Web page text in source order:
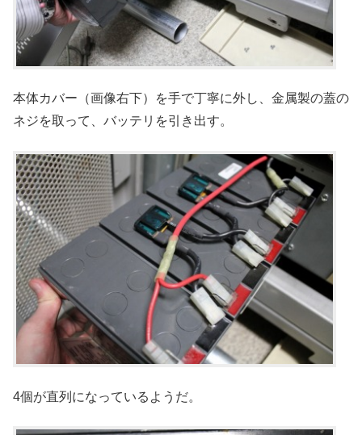
本体カバー（画像右下）を手で丁寧に外し、金属製の蓋の
ネジを取って、バッテリを引き出す。
4個が直列になっているようだ。